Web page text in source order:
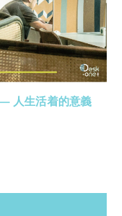
人生活着的意義